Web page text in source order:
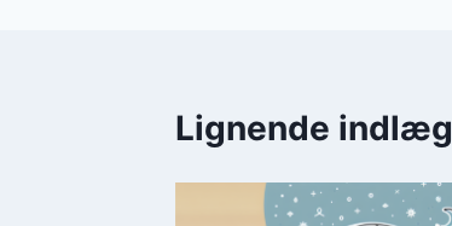
Lignende indlæg